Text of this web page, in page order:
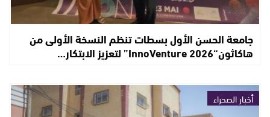
جامعة الحسن الأول بسطات تنظم النسخة الأولى من
هاكاثون“InnoVenture 2026” لتعزيز الابتكار…
أخبار الصحراء